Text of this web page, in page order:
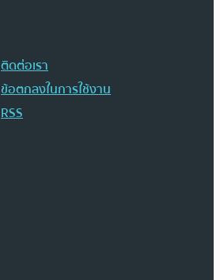
ติดต่อเรา
ข้อตกลงในการใช้งาน
RSS